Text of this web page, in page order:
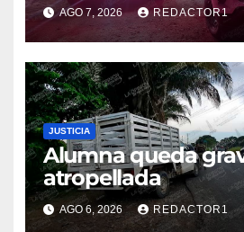
AGO 7, 2026 REDACTOR1
JUSTICIA
Alumna queda
atropellada
AGO 6, 2026 REDACTOR1